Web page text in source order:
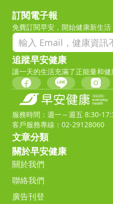
訂閱電子報
免費訂閱早安，開始健康新生活
追蹤早安健康
讓一天的生活充滿了正能量和健
服務時間：週一～週五 8:30-
客戶服務專線：02-29128060
文章分類
關於早安健康
關於我們
聯絡我們
廣告刊登